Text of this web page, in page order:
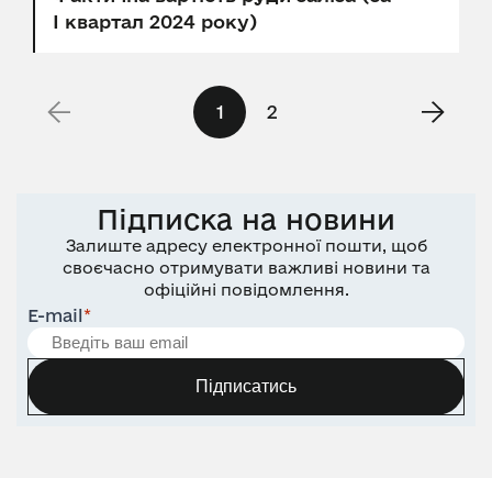
І квартал 2024 року)
1 2
Підписка на новини
Залиште адресу електронної пошти, щоб
своєчасно отримувати важливі новини та
офіційні повідомлення.
E-mail*
Підписатись